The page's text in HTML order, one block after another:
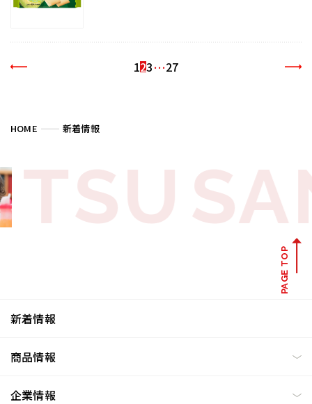
123…27
HOME 新着情報
TSU
PAGE TOP
新着情報
商品情報
企業情報